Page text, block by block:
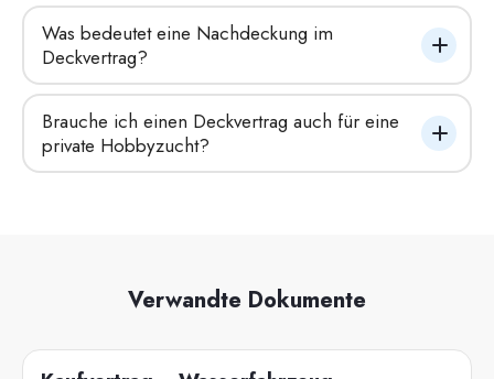
Was bedeutet eine Nachdeckung im
Deckvertrag?
Brauche ich einen Deckvertrag auch für eine
private Hobbyzucht?
Verwandte Dokumente